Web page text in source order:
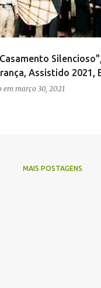
Assistido 2021,
em março 30, 2021
MAIS POSTAGENS